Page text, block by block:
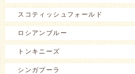
スコティッシュフォールド
ロシアンブルー
トンキニーズ
シンガプーラ